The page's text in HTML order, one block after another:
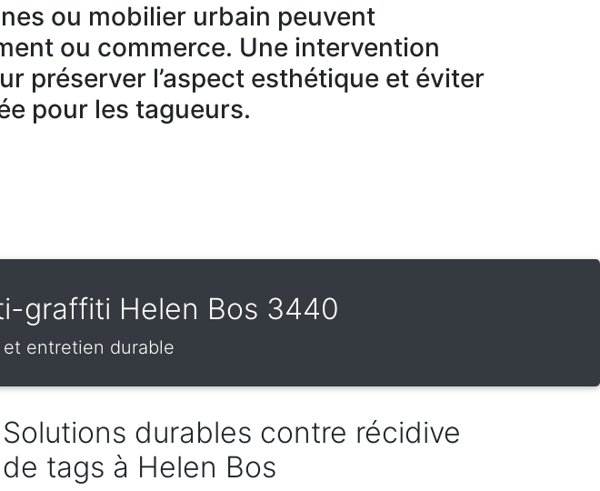
ou mobilier urbain peuvent
ou commerce. Une intervention
préserver l’aspect esthétique et éviter
pour les tagueurs.
graffiti Helen Bos 3440
entretien durable
Solutions durables contre récidive
de tags à Helen Bos